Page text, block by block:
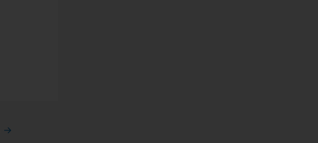
→